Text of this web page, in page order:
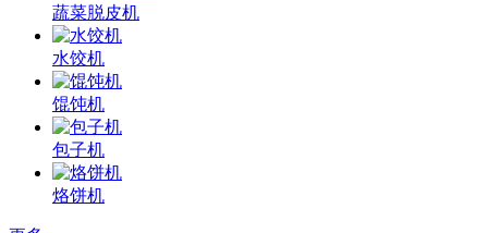
蔬菜脱皮机
水饺机
馄饨机
包子机
烙饼机